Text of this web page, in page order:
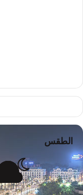
الطقس